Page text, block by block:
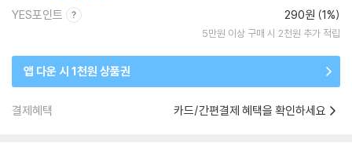
YES포인트 290원 (1%)
5만원 이상 구매 시 2천원 추가 적립
앱 다운 시 1천원 상품권
결제혜택 카드/간편결제 혜택을 확인하세요